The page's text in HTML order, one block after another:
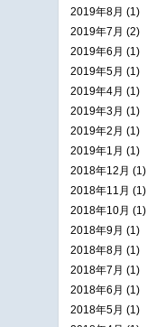
2019年8月 (1)
2019年7月 (2)
2019年6月 (1)
2019年5月 (1)
2019年4月 (1)
2019年3月 (1)
2019年2月 (1)
2019年1月 (1)
2018年12月 (1)
2018年11月 (1)
2018年10月 (1)
2018年9月 (1)
2018年8月 (1)
2018年7月 (1)
2018年6月 (1)
2018年5月 (1)